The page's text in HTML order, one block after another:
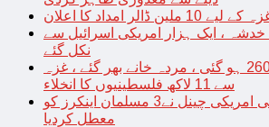
ڈالر امداد کا اعلان
خدشہ ، ایک ہزار امریکی اسرائیل سے
نکل گئے
شہداء کی تعداد 2600 ہو گئی ، مردہ خانے بھر گئے ، غزہ
سے 11 لاکھ فلسطینیوں کا انخلاء
اسرائیل کے حامی امریکی چینل نے3 مسلمان اینکرز کو
معطل کردیا